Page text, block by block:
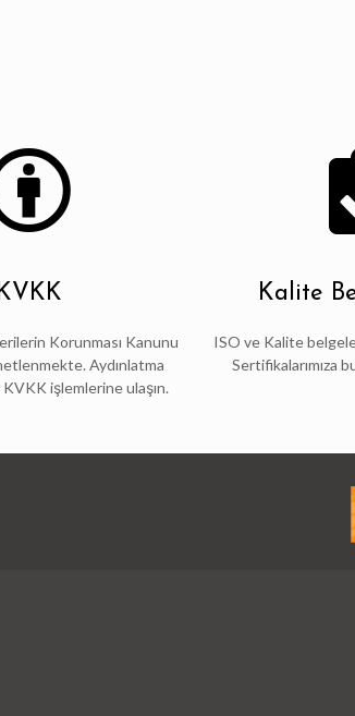
Korunması Kanunu
Aydınlatma
işlemlerine ulaşın.
Kalite
ISO ve Kalite
Sertifikalarımıza